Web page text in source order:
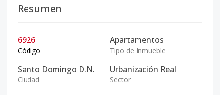
Resumen
6926
Código
Apartamentos
Tipo de Inmueble
Santo Domingo D.N.
Ciudad
Urbanización Real
Sector